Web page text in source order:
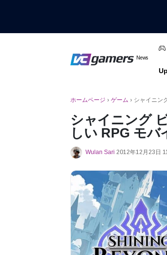
News
VCGamers
フリ
ホームページ › ゲーム › シャイニン
シャイニング
しい RPG モバ
Wulan Sari 2012年12月23日